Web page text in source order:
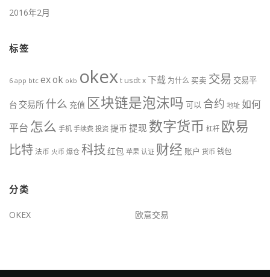
2016年2月
标签
6 app btc exok okb okext usdtx下载 为什么 买卖 交易 交易平
台 交易所 什么 充值 区块链是泡沫吗 可以 合约 地址 如何
平台 怎么 手机 手续费 投资 提币 提现 数字货币 杠杆 欧易
比特法币 火币 爆仓 科技 红包 苹果 认证 财经 账户 货币 钱包
分类
OKEX 欧意交易